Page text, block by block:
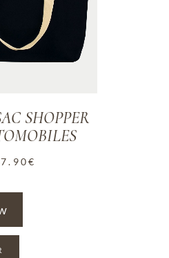
SHOPPER
€